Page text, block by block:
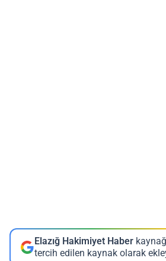
Elazığ Hakimiyet Haber
tercih edilen kaynak olarak